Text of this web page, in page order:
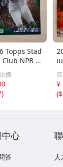
Topps Stad
NPB 上
知 BASH 99
パラレルカ
中日ドラゴ
價
)
¥
(
心
答